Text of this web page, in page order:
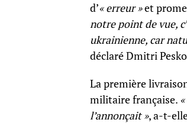
d’« erreur »et
notre point de vue,
ukrainienne, car
déclaré Dmitri
La première
militaire française.
l’annonçait », a-t-